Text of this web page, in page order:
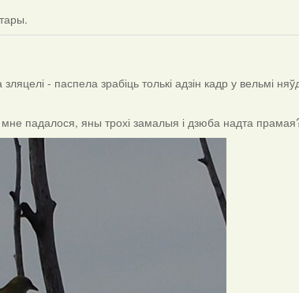
- паспела зрабіць толькі адзін кадр у вельмі
мне падалося, яны трохі замалыя і дзюба надта